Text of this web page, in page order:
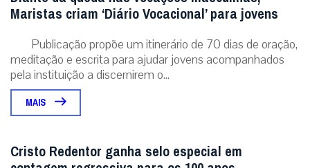
Maristas criam ‘Diário Vocacional’ para jovens
Publicação propõe um itinerário de 70 dias de oração,
meditação e escrita para ajudar jovens acompanhados
pela instituição a discernirem o...
MAIS
Cristo Redentor ganha selo especial em